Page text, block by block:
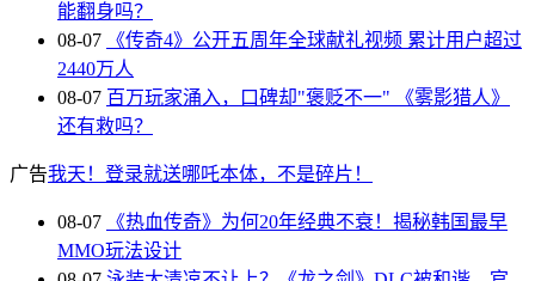
能翻身吗？
08-07
《传奇4》公开五周年全球献礼视频 累计用户超过
2440万人
08-07 百万玩家涌入，口碑却"褒贬不一" 《雾影猎人》
还有救吗？
广告我天！登录就送哪吒本体，不是碎片！
08-07
《热血传奇》为何20年经典不衰！揭秘韩国最早
MMO玩法设计